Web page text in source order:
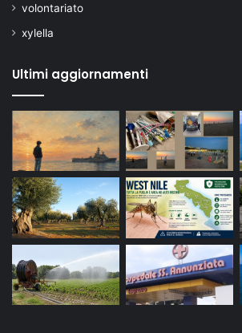
volontariato
xylella
Ultimi aggiornamenti